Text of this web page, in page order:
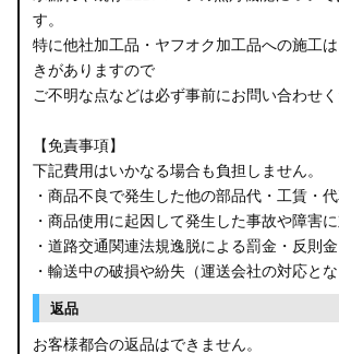
す。
特に他社加工品・ヤフオク加工品への施工
きがありますので
ご不明な点などは必ず事前にお問い合わせく
【免責事項】
下記費用はいかなる場合も負担しません。
・商品不良で発生した他の部品代・工賃・
・商品使用に起因して発生した事故や障害
・道路交通関連法規逸脱による罰金・反則金
・輸送中の破損や紛失（運送会社の対応とな
返品
お客様都合の返品はできません。